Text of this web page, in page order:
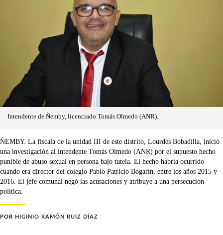
Intendente de Ñemby, licenciado Tomás Olmedo (ANR).
ÑEMBY. La fiscala de la unidad III de este distrito, Lourdes Bobadilla, inició
una investigación al intendente Tomás Olmedo (ANR) por el supuesto hecho
punible de abuso sexual en persona bajo tutela. El hecho habría ocurrido
cuando era director del colegio Pablo Patricio Bogarín, entre los años 2015 y
2016. El jefe comunal negó las acusaciones y atribuye a una persecución
política.
POR HIGINIO RAMÓN RUIZ DÍAZ